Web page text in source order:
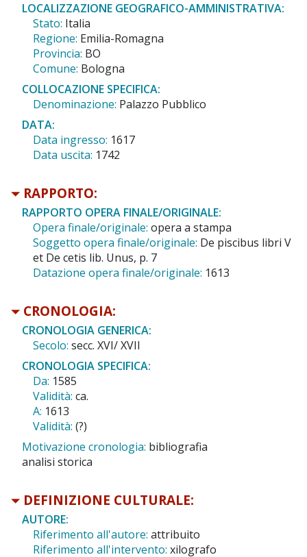
LOCALIZZAZIONE GEOGRAFICO-AMMINISTRATIVA:
Stato: Italia
Regione: Emilia-Romagna
Provincia: BO
Comune: Bologna
COLLOCAZIONE SPECIFICA:
Denominazione: Palazzo Pubblico
DATA:
Data ingresso: 1617
Data uscita: 1742
RAPPORTO:
RAPPORTO OPERA FINALE/ORIGINALE:
Opera finale/originale: opera a stampa
Soggetto opera finale/originale: De piscibus libri V
et De cetis lib. Unus, p. 7
Datazione opera finale/originale: 1613
CRONOLOGIA:
CRONOLOGIA GENERICA:
Secolo: secc. XVI/ XVII
CRONOLOGIA SPECIFICA:
Da: 1585
Validità: ca.
A: 1613
Validità: (?)
Motivazione cronologia: bibliografia
analisi storica
DEFINIZIONE CULTURALE:
AUTORE:
Riferimento all'autore: attribuito
Riferimento all'intervento: xilografo